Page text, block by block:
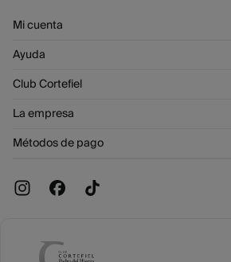
Mi cuenta
Registrarme
Direcciones de envío
Tarjeta regalo online
Tarjeta abono
Ayuda
Atención al cliente
Preguntas frecuentes
Cambios, devoluciones y desistimiento
Club Cortefiel
La empresa
Trabaja con nosotros
Métodos de pago
Aviso legal